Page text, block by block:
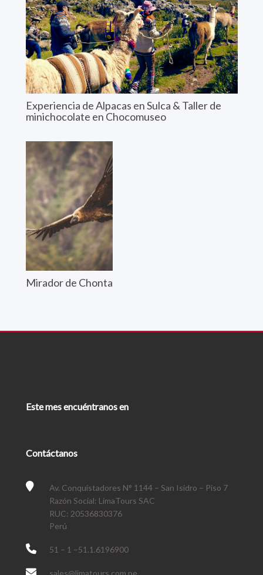
Experiencia de Alpacas en Sulca & Taller de
minichocolate en Chocomuseo
Mirador de Chonta
Este mes encuéntranos en
Contáctanos
Av. Conquistadores N° 1144 – San Isidro – Piso 7
Razón Social: LimaTours SAC
RUC: 20536830376
Perú
51 – 1 –51.1.6196900